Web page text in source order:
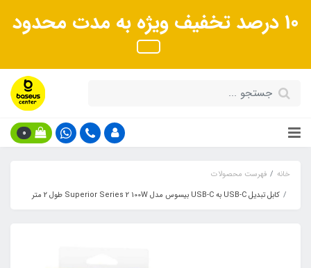
10 درصد تخفیف ویژه به مدت محدود
0
خانه
فهرست محصولات
کابل تبدیل USB-C به USB-C بیسوس مدل Superior Series 2 100W طول 2 متر